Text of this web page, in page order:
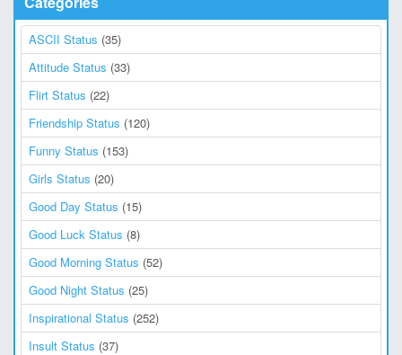
ASCII Status (35)
Attitude Status (33)
Flirt Status (22)
Friendship Status (120)
Funny Status (153)
Girls Status (20)
Good Day Status (15)
Good Luck Status (8)
Good Morning Status (52)
Good Night Status (25)
Inspirational Status (252)
Insult Status (37)